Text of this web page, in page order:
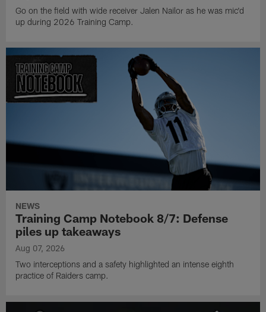
Go on the field with wide receiver Jalen Nailor as he was mic'd
up during 2026 Training Camp.
NEWS
Training Camp Notebook 8/7: Defense
piles up takeaways
Aug 07, 2026
Two interceptions and a safety highlighted an intense eighth
practice of Raiders camp.